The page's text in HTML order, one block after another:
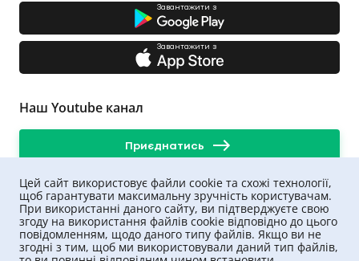
Завантажити з
Завантажити з
Наш Youtube канал
Приєднатись
Цей сайт використовує файли cookie та схожі технології,
щоб гарантувати максимальну зручність користувачам.
При використанні даного сайту, ви підтверджуєте свою
згоду на використання файлів cookie відповідно до цього
повідомленням, щодо даного типу файлів. Якщо ви не
згодні з тим, щоб ми використовували даний тип файлів,